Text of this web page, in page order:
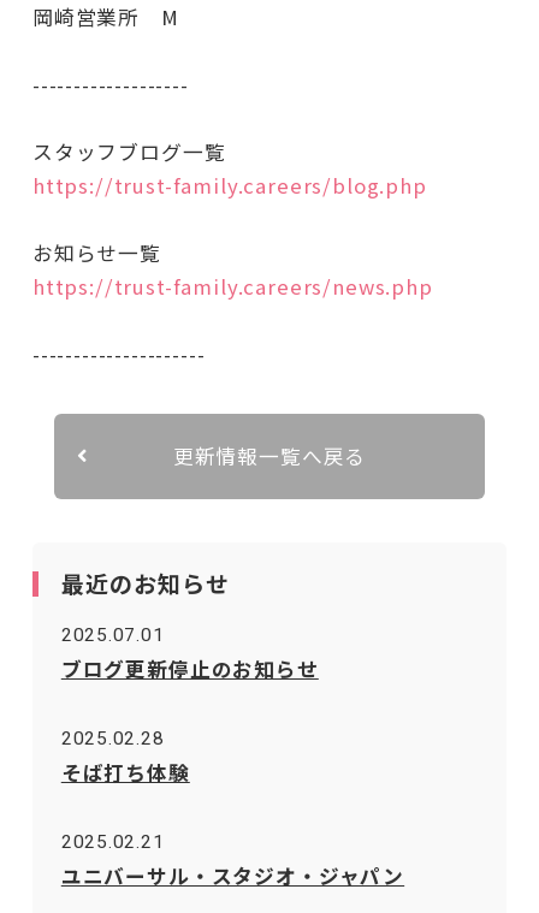
岡崎営業所 M
-------------------
スタッフブログ一覧
https://trust-family.careers/blog.php
お知らせ一覧
https://trust-family.careers/news.php
---------------------
更新情報一覧へ戻る
最近のお知らせ
2025.07.01
ブログ更新停止のお知らせ
2025.02.28
そば打ち体験
2025.02.21
ユニバーサル・スタジオ・ジャパン